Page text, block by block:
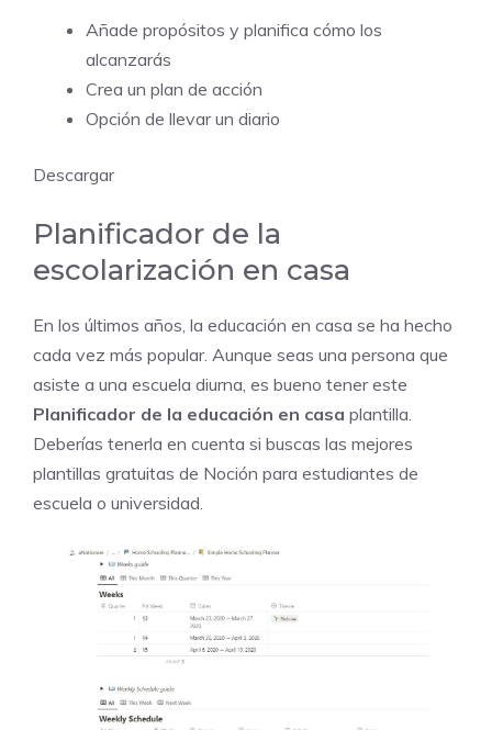
Añade propósitos y planifica cómo los
alcanzarás
Crea un plan de acción
Opción de llevar un diario
Descargar
Planificador de la
escolarización en casa
En los últimos años, la educación en casa se ha hecho
cada vez más popular. Aunque seas una persona que
asiste a una escuela diurna, es bueno tener este
Planificador de la educación en casa plantilla.
Deberías tenerla en cuenta si buscas las mejores
plantillas gratuitas de Noción para estudiantes de
escuela o universidad.